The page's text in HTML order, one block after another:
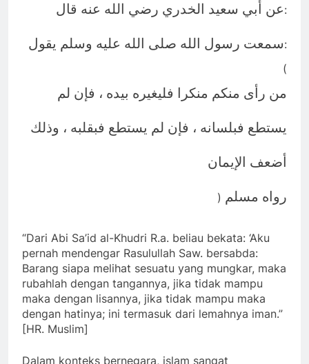
عن أبي سعيد الخدري رضي الله عنه قال:
سمعت رسول الله صلى الله عليه وسلم يقول:
(
من رأى منكم منكرا فليغيره بيده ، فإن لم
يستطع فبلسانه ، فإن لم يستطع فبقلبه ، وذلك
أضعف الإيمان
) رواه مسلم
“Dari Abi Sa’id al-Khudri R.a. beliau bekata: ‘Aku
pernah mendengar Rasulullah Saw. bersabda:
Barang siapa melihat sesuatu yang mungkar, maka
rubahlah dengan tangannya, jika tidak mampu
maka dengan lisannya, jika tidak mampu maka
dengan hatinya; ini termasuk dari lemahnya iman.”
[HR. Muslim]
Dalam konteks bernegara, islam sangat